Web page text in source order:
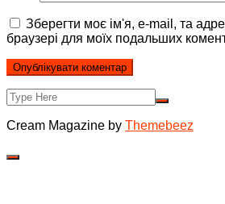
Зберегти моє ім'я, e-mail, та
браузері для моїх подальших
Cream Magazine by Themebeez